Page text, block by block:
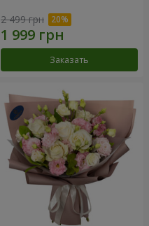
2 499 грн
Заказать